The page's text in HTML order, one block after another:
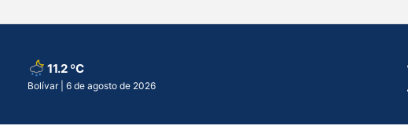
11.2 ºC
Bolívar | 6 de agosto de 2026